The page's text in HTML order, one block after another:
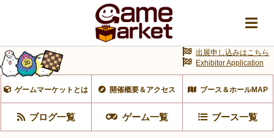
ゲームマーケットとは 開催概要＆アクセス ブース＆ホールMAP
ブログ一覧 ゲーム一覧 ブース一覧
出展申し込みはこちら
Exhibitor Application